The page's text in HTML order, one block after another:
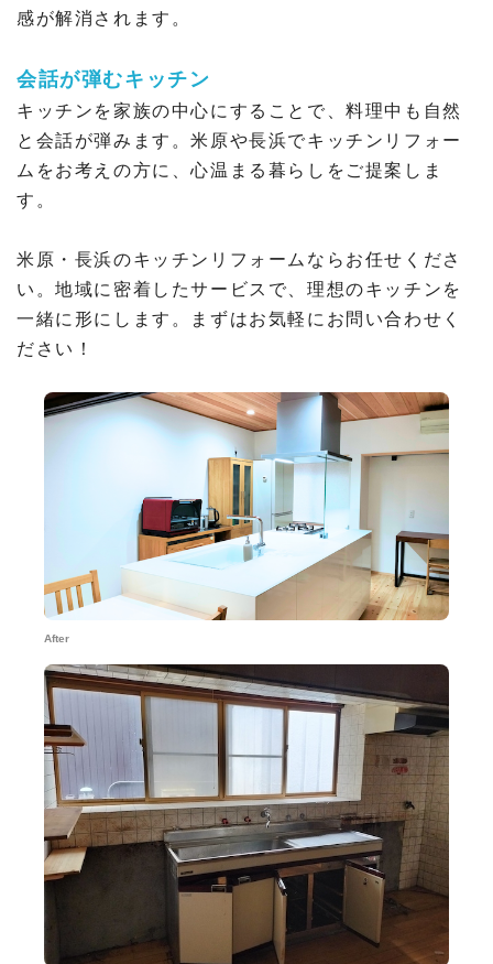
感が解消されます。
会話が弾むキッチン
キッチンを家族の中心にすることで、料理中も自然
と会話が弾みます。米原や長浜でキッチンリフォー
ムをお考えの方に、心温まる暮らしをご提案しま
す。
米原・長浜のキッチンリフォームならお任せくださ
い。地域に密着したサービスで、理想のキッチンを
一緒に形にします。まずはお気軽にお問い合わせく
ださい！
After